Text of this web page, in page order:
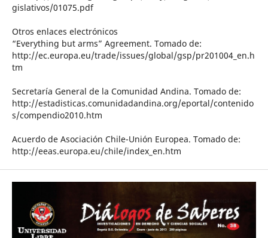
gislativos/01075.pdf
Otros enlaces electrónicos
“Everything but arms” Agreement. Tomado de:
http://ec.europa.eu/trade/issues/global/gsp/pr201004_en.h
tm
Secretaría General de la Comunidad Andina. Tomado de:
http://estadisticas.comunidadandina.org/eportal/contenido
s/compendio2010.htm
Acuerdo de Asociación Chile-Unión Europea. Tomado de:
http://eeas.europa.eu/chile/index_en.htm